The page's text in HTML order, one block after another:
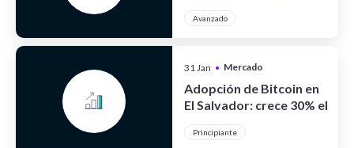
Avanzado
31 Jan • Mercado
Adopción de Bitcoin en
El Salvador: crece 30% el
Principiante